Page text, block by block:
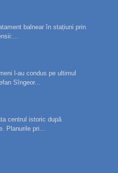
balnear în stațiuni prin
l-au condus pe ultimul
Sîngeor...
centrul istoric după
Planurile pri...